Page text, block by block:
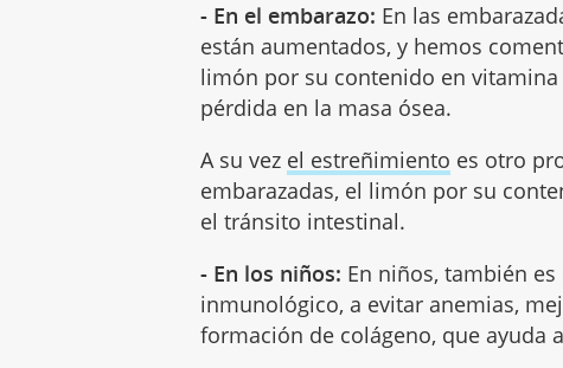
- En el embarazo: En las
están aumentados, y hemos
limón por su contenido en
pérdida en la masa ósea.
A su vez el estreñimiento es otro
embarazadas, el limón por su
el tránsito intestinal.
- En los niños: En niños, también
inmunológico, a evitar anemias,
formación de colágeno, que ayuda